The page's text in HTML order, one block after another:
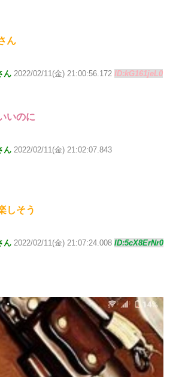
ん
ん 2022/02/11(金) 21:00:56.172 ID:kG161jeL0
いのに
ん 2022/02/11(金) 21:02:07.843
しそう
ん 2022/02/11(金) 21:07:24.008 ID:5cX8ErNr0